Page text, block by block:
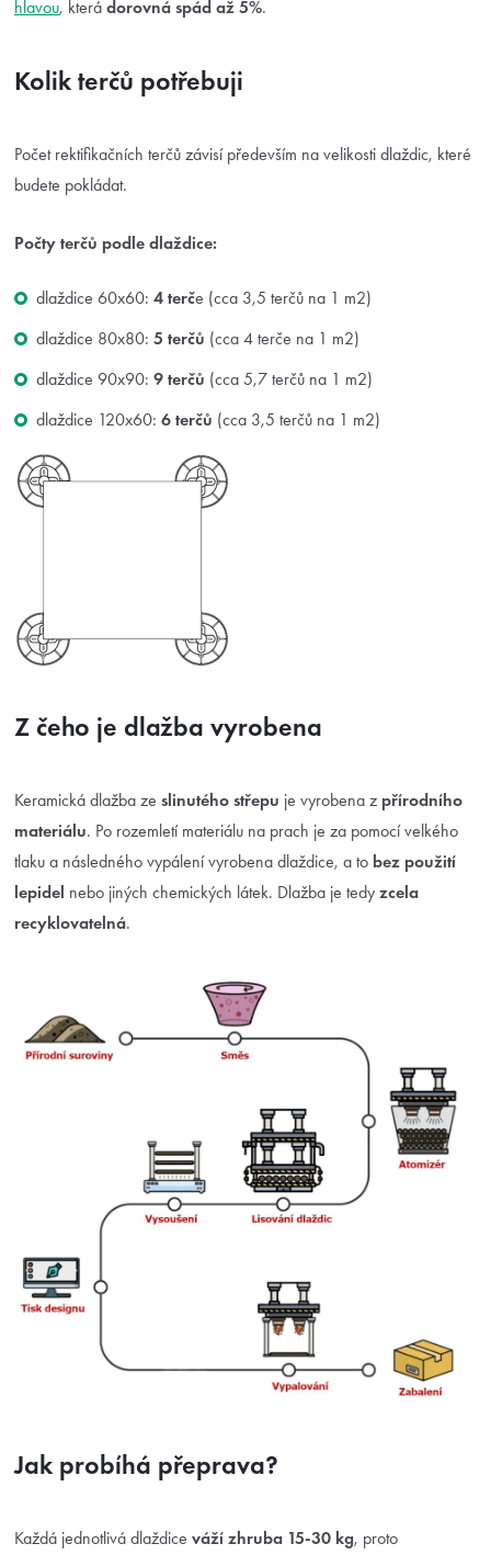
hlavou, která dorovná spád až 5%.
Kolik terčů potřebuji
Počet rektifikačních terčů závisí především na velikosti dlaždic, které
budete pokládat.
Počty terčů podle dlaždice:
dlaždice 60x60: 4 terče (cca 3,5 terčů na 1 m2)
dlaždice 80x80: 5 terčů (cca 4 terče na 1 m2)
dlaždice 90x90: 9 terčů (cca 5,7 terčů na 1 m2)
dlaždice 120x60: 6 terčů (cca 3,5 terčů na 1 m2)
Z čeho je dlažba vyrobena
Keramická dlažba ze slinutého střepu je vyrobena z přírodního
materiálu. Po rozemletí materiálu na prach je za pomocí velkého
tlaku a následného vypálení vyrobena dlaždice, a to bez použití
lepidel nebo jiných chemických látek. Dlažba je tedy zcela
recyklovatelná.
Jak probíhá přeprava?
Každá jednotlivá dlaždice váží zhruba 15-30 kg, proto